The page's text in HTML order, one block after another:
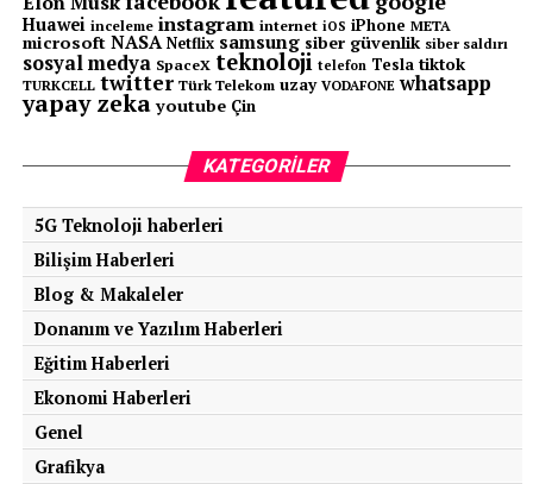
Huawei inceleme instagram internet iOS iPhone META
microsoft NASA Netflix samsung siber güvenlik siber saldırı
sosyal medya SpaceX teknoloji telefon Tesla tiktok
TURKCELL twitter Türk Telekom uzay VODAFONE whatsapp
yapay zeka youtube Çin
KATEGORILER
5G Teknoloji haberleri
Bilişim Haberleri
Blog & Makaleler
Donanım ve Yazılım Haberleri
Eğitim Haberleri
Ekonomi Haberleri
Genel
Grafikya